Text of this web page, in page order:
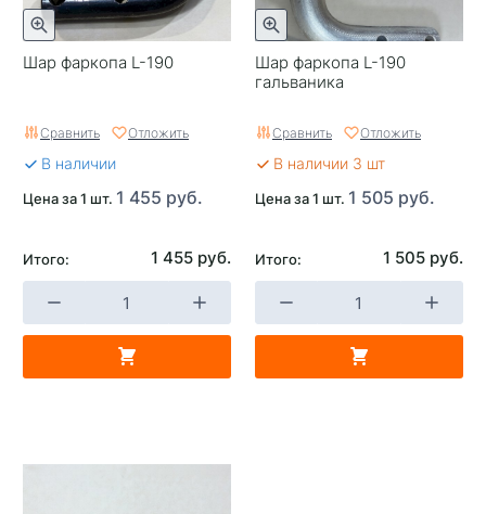
Шар фаркопа L-190
Сравнить Отложить
В наличии
Цена за 1 шт. 1 455 руб.
Итого: 1 455 руб.
Шар фаркопа L-190
гальваника
Сравнить Отложить
В наличии 3 шт
Цена за 1 шт. 1 505 руб.
Итого: 1 505 руб.